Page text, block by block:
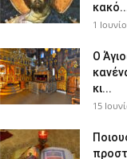
1
Ο
κι...
15